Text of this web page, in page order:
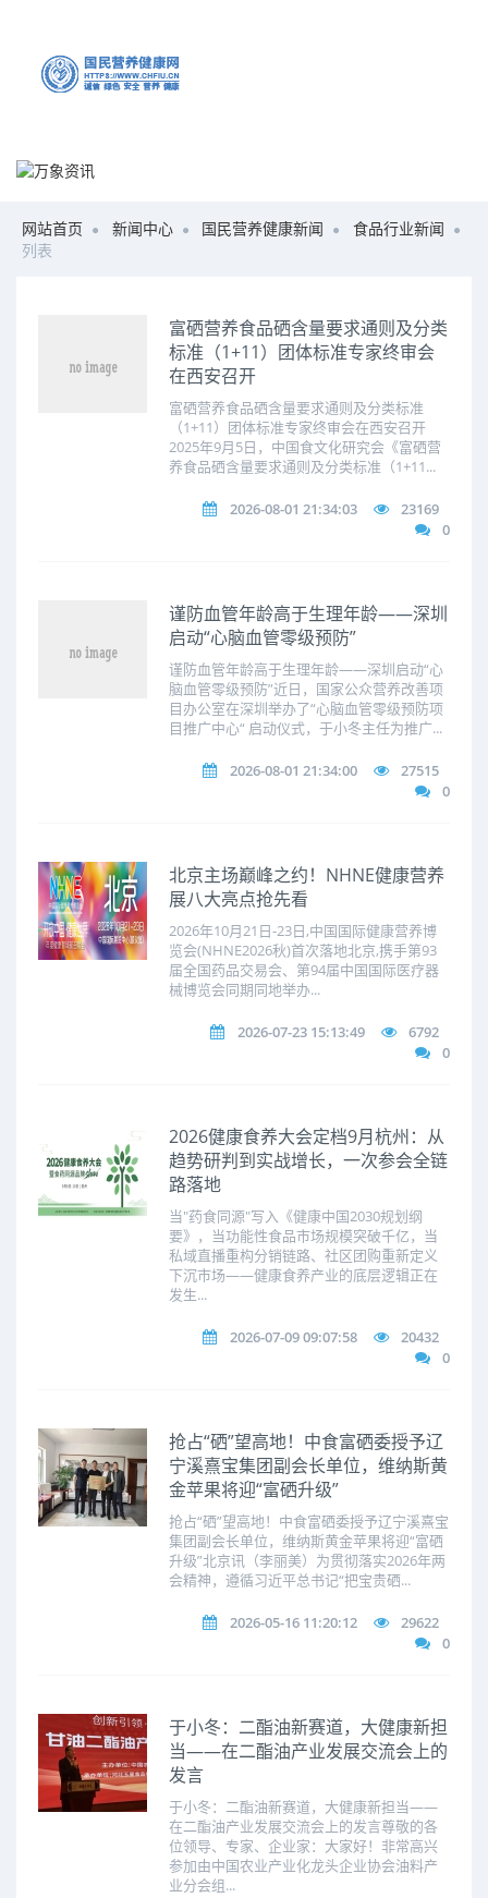
网站首页 新闻中心 国民营养健康新闻
食品行业新闻
列表
富硒营养食品硒含量要求通则及分类
标准（1+11）团体标准专家终审会
在西安召开
富硒营养食品硒含量要求通则及分类标准
（1+11）团体标准专家终审会在西安召开
2025年9月5日，中国食文化研究会《富硒营
养食品硒含量要求通则及分类标准（1+11...
2026-08-01 21:34:03
23169
0
谨防血管年龄高于生理年龄——深圳
启动“心脑血管零级预防”
谨防血管年龄高于生理年龄——深圳启动“心
脑血管零级预防”近日，国家公众营养改善项
目办公室在深圳举办了“心脑血管零级预防项
目推广中心“ 启动仪式，于小冬主任为推广...
2026-08-01 21:34:00
27515
0
北京主场巅峰之约！NHNE健康营养
展八大亮点抢先看
2026年10月21日-23日,中国国际健康营养博
览会(NHNE2026秋)首次落地北京,携手第93
届全国药品交易会、第94届中国国际医疗器
械博览会同期同地举办...
2026-07-23 15:13:49
6792
0
2026健康食养大会定档9月杭州：从
趋势研判到实战增长，一次参会全链
路落地
当"药食同源"写入《健康中国2030规划纲
要》，当功能性食品市场规模突破千亿，当
私域直播重构分销链路、社区团购重新定义
下沉市场——健康食养产业的底层逻辑正在
发生...
2026-07-09 09:07:58
20432
0
抢占“硒”望高地！中食富硒委授予辽
宁溪熹宝集团副会长单位，维纳斯黄
金苹果将迎“富硒升级”
抢占“硒”望高地！中食富硒委授予辽宁溪熹宝
集团副会长单位，维纳斯黄金苹果将迎“富硒
升级”北京讯（李丽美）为贯彻落实2026年两
会精神，遵循习近平总书记“把宝贵硒...
2026-05-16 11:20:12
29622
0
于小冬：二酯油新赛道，大健康新担
当——在二酯油产业发展交流会上的
发言
于小冬：二酯油新赛道，大健康新担当——
在二酯油产业发展交流会上的发言尊敬的各
位领导、专家、企业家：大家好！非常高兴
参加由中国农业产业化龙头企业协会油料产
业分会组...